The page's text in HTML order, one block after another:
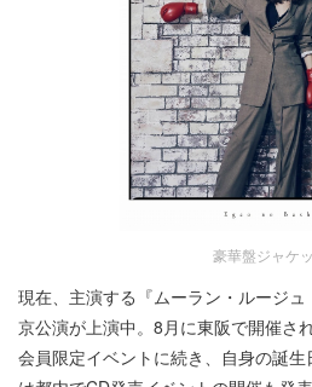
豪華盤ジャケ
現在、主演する『ムーラン・ルージ
京公演が上演中。8月に東阪で開催さ
会員限定イベントに続き、自身の誕